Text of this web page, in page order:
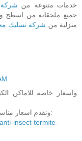
خدمات متنوعه من شركة
جميع ملحقاته من اسطح
منزلية من شركة تسليك
واسعار خاصة للاماكن
ونقدم اسعار مناسبة وعروض على الاماكن الكبرى موقعنا:
insect-termite-